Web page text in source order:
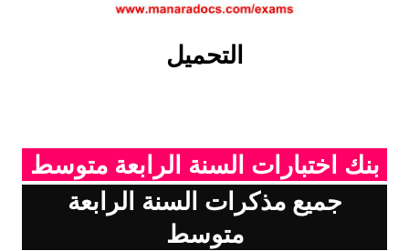
التحميل
بنك اختبارات السنة الرابعة متوسط
جميع مذكرات السنة الرابعة
متوسط